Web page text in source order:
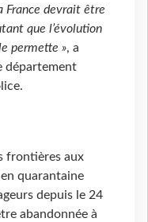
France devrait être
que l’évolution
permette », a
département
frontières aux
quarantaine
depuis le 24
abandonnée à